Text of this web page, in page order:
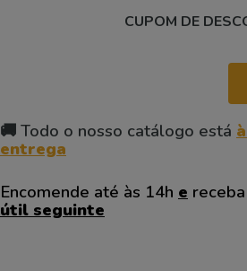
CUPOM DE
🚚 Todo o nosso catálogo está
entrega
Encomende até às 14h e
útil seguinte